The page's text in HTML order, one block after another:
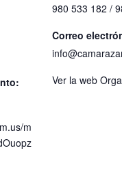
m
980 533 182 /
Correo
Ver la web